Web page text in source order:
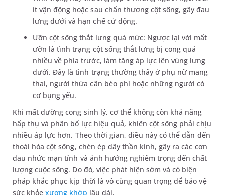
ít vận động hoặc sau chấn thương cột sống, gây đau
lưng dưới và hạn chế cử động.
Ưỡn cột sống thắt lưng quá mức: Ngược lại với mất
ưỡn là tình trạng cột sống thắt lưng bị cong quá
nhiều về phía trước, làm tăng áp lực lên vùng lưng
dưới. Đây là tình trạng thường thấy ở phụ nữ mang
thai, người thừa cân béo phì hoặc những người có
cơ bụng yếu.
Khi mất đường cong sinh lý, cơ thể không còn khả năng
hấp thụ và phân bổ lực hiệu quả, khiến cột sống phải chịu
nhiều áp lực hơn. Theo thời gian, điều này có thể dẫn đến
thoái hóa cột sống, chèn ép dây thần kinh, gây ra các cơn
đau nhức mạn tính và ảnh hưởng nghiêm trọng đến chất
lượng cuộc sống. Do đó, việc phát hiện sớm và có biện
pháp khắc phục kịp thời là vô cùng quan trọng để bảo vệ
sức khỏexương khớp lâu dài.